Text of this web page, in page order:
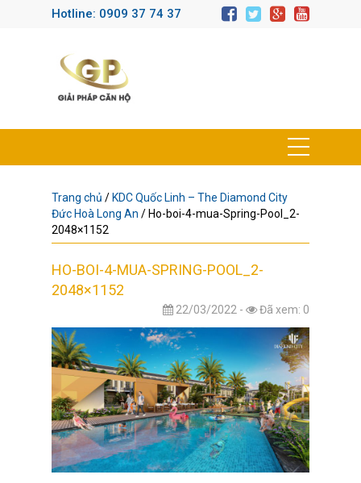
Hotline: 0909 37 74 37
Trang chủ / KDC Quốc Linh – The Diamond City
Đức Hoà Long An / Ho-boi-4-mua-Spring-Pool_2-
2048×1152
HO-BOI-4-MUA-SPRING-POOL_2-
2048×1152
22/03/2022 - Đã xem: 0